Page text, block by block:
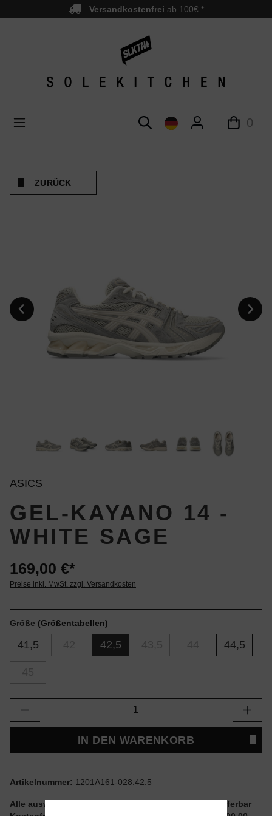
springen Versandkostenfrei ab 100€ *
0
ZURÜCK
ASICS
GEL-KAYANO 14 -
WHITE SAGE
169,00 €*
Preise inkl. MwSt. zzgl. Versandkosten
Größe (Größentabellen)
41,5 42,5 44,5
Produkt Anzahl: Gib den gewünschten
IN DEN WARENKORB
Artikelnummer: 1201A161-028.42.5
Alle auswählbaren Größen und Artikel sind sofort lieferbar